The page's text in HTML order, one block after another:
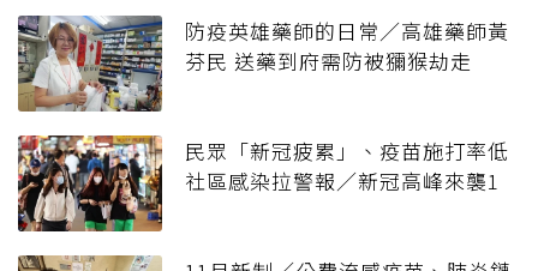
防疫英雄藥師的日常／高雄藥師黃
芬民 送藥到府需防被獼猴劫走
民眾「新冠疲累」、疫苗施打率低
社區感染拉警報／新冠高峰來襲1